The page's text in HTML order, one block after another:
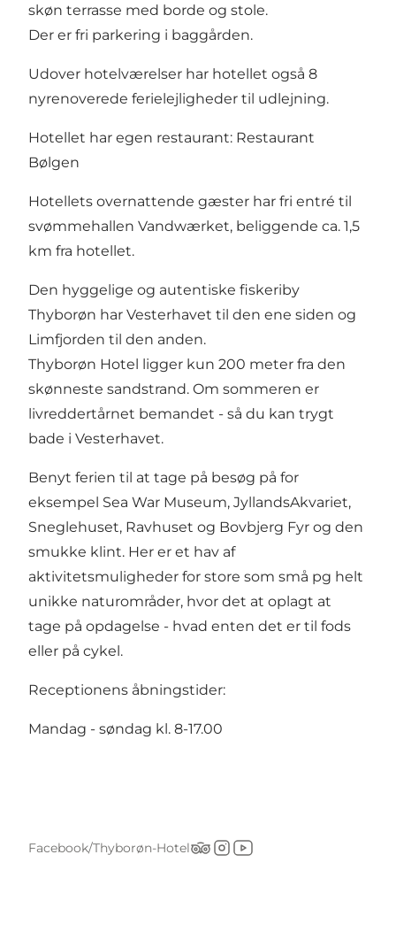
skøn terrasse med borde og stole.
Der er fri parkering i baggården.
Udover hotelværelser har hotellet også 8
nyrenoverede ferielejligheder til udlejning.
Hotellet har egen restaurant: Restaurant
Bølgen
Hotellets overnattende gæster har fri entré til
svømmehallen Vandwærket, beliggende ca. 1,5
km fra hotellet.
Den hyggelige og autentiske fiskeriby
Thyborøn har Vesterhavet til den ene siden og
Limfjorden til den anden.
Thyborøn Hotel ligger kun 200 meter fra den
skønneste sandstrand. Om sommeren er
livreddertårnet bemandet - så du kan trygt
bade i Vesterhavet.
Benyt ferien til at tage på besøg på for
eksempel Sea War Museum, JyllandsAkvariet,
Sneglehuset, Ravhuset og Bovbjerg Fyr og den
smukke klint. Her er et hav af
aktivitetsmuligheder for store som små pg helt
unikke naturområder, hvor det at oplagt at
tage på opdagelse - hvad enten det er til fods
eller på cykel.
Receptionens åbningstider:
Mandag - søndag kl. 8-17.00
Facebook/Thyborøn-Hotel
Tripadvisor
Instagram
YouTube